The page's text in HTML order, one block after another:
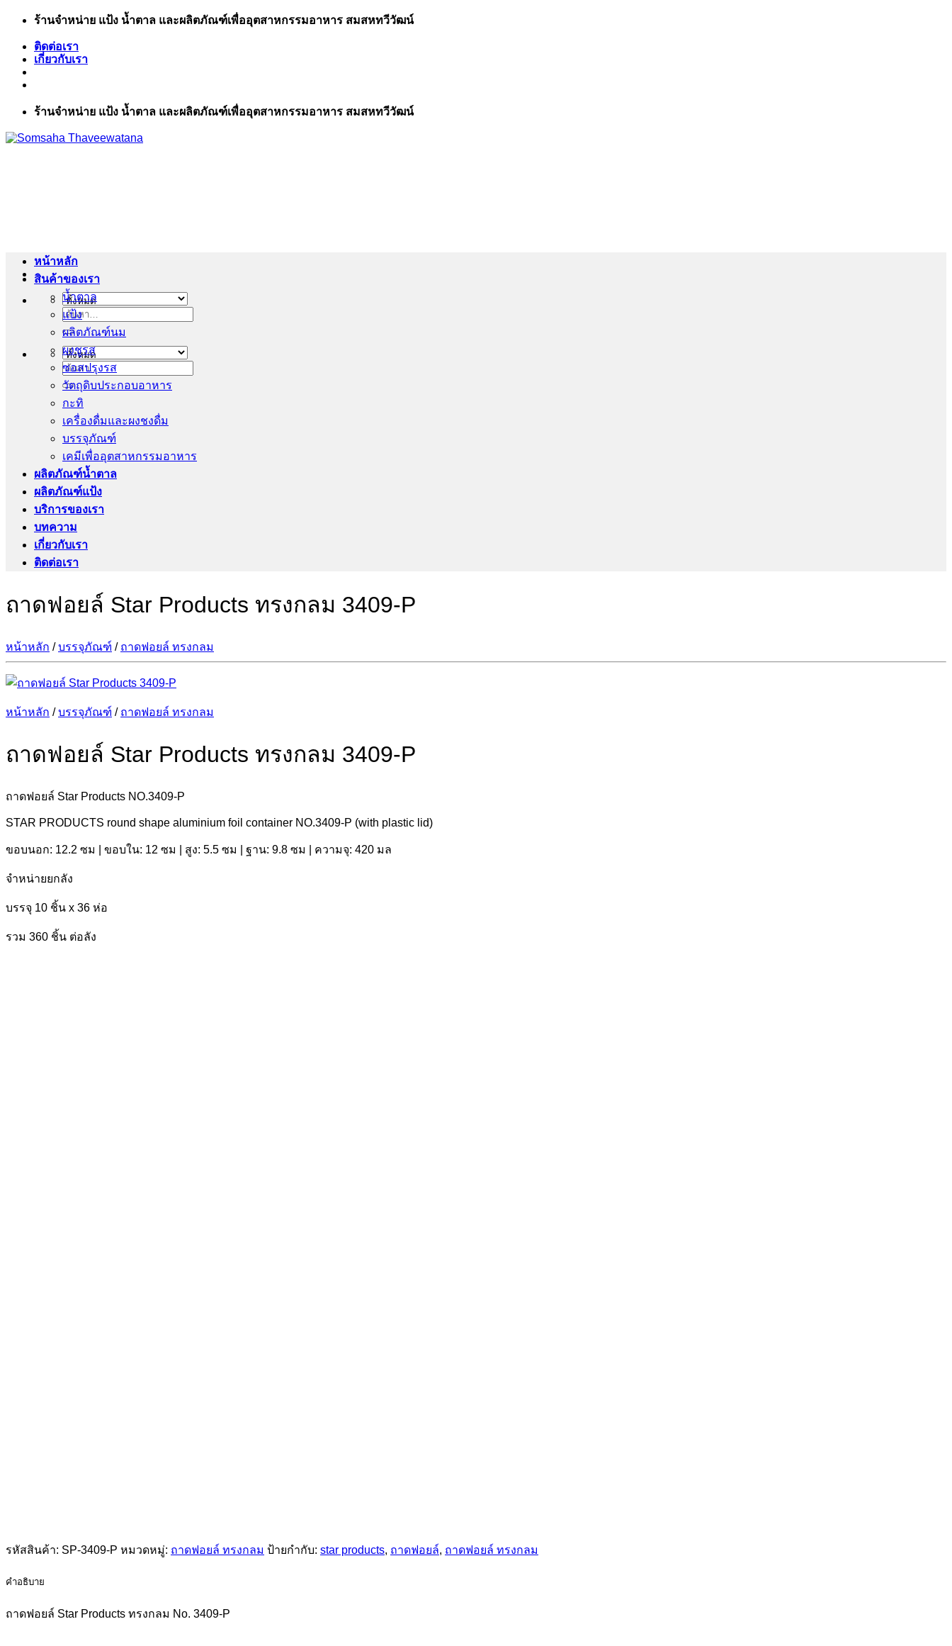
ข้าม
เนื้อหา
ร้านจำหน่าย แป้ง น้ำตาล และผลิตภัณฑ์เพื่ออุตสาหกรรมอาหาร สมสหทวีวัฒน์
ติดต่อเรา
เกี่ยวกับเรา
ร้านจำหน่าย แป้ง น้ำตาล และผลิตภัณฑ์เพื่ออุตสาหกรรมอาหาร สมสหทวีวัฒน์
ค้นหา:
ค้นหา:
หน้าหลัก
สินค้าของเรา
น้ำตาล
แป้ง
ผลิตภัณฑ์นม
ผงชูรส
ซอสปรุงรส
วัตถุดิบประกอบอาหาร
กะทิ
เครื่องดื่มและผงชงดื่ม
บรรจุภัณฑ์
เคมีเพื่ออุตสาหกรรมอาหาร
ผลิตภัณฑ์น้ำตาล
ผลิตภัณฑ์แป้ง
บริการของเรา
บทความ
เกี่ยวกับเรา
ติดต่อเรา
ถาดฟอยล์ Star Products ทรงกลม 3409-P
หน้าหลัก / บรรจุภัณฑ์ / ถาดฟอยล์ ทรงกลม
หน้าหลัก / บรรจุภัณฑ์ / ถาดฟอยล์ ทรงกลม
ถาดฟอยล์ Star Products ทรงกลม 3409-P
ถาดฟอยล์ Star Products NO.3409-P
STAR PRODUCTS round shape aluminium foil container NO.3409-P (with plastic lid)
ขอบนอก: 12.2 ซม | ขอบใน: 12 ซม | สูง: 5.5 ซม | ฐาน: 9.8 ซม | ความจุ: 420 มล
จำหน่ายยกลัง
บรรจุ 10 ชิ้น x 36 ห่อ
รวม 360 ชิ้น ต่อลัง
รหัสสินค้า: SP-3409-P หมวดหมู่: ถาดฟอยล์ ทรงกลม ป้ายกำกับ: star products, ถาดฟอยล์, ถาดฟอยล์ ทรงกลม
คำอธิบาย
ถาดฟอยล์ Star Products ทรงกลม No. 3409-P